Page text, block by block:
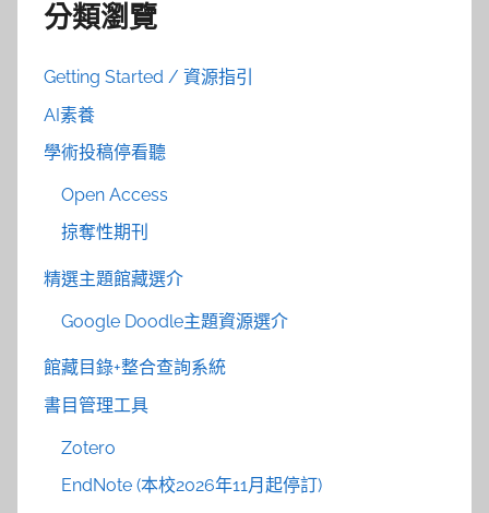
分類瀏覽
Getting Started / 資源指引
AI素養
學術投稿停看聽
Open Access
掠奪性期刊
精選主題館藏選介
Google Doodle主題資源選介
館藏目錄+整合查詢系統
書目管理工具
Zotero
EndNote (本校2026年11月起停訂)